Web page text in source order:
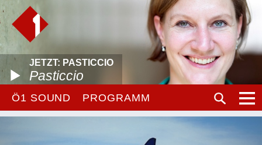
JETZT: PASTICCIO
Pasticcio
Ö1 SOUND PROGRAMM